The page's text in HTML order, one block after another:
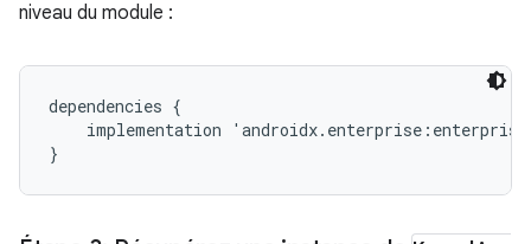
niveau du module :
dependencies {
implementation